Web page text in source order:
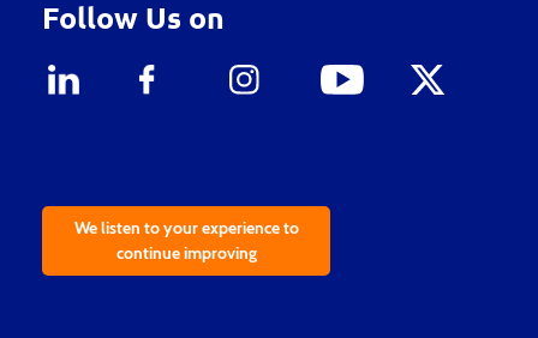
Follow Us on
We listen to your experience to
continue improving